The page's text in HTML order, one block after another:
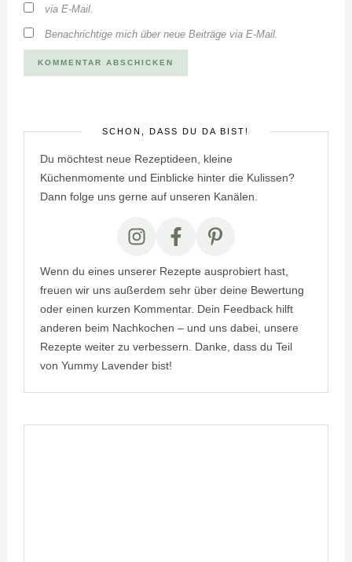
via E-Mail.
Benachrichtige mich über neue Beiträge via E-Mail.
SCHÖN, DASS DU DA BIST!
Du möchtest neue Rezeptideen, kleine
Küchenmomente und Einblicke hinter die Kulissen?
Dann folge uns gerne auf unseren Kanälen.
Wenn du eines unserer Rezepte ausprobiert hast,
freuen wir uns außerdem sehr über deine Bewertung
oder einen kurzen Kommentar. Dein Feedback hilft
anderen beim Nachkochen – und uns dabei, unsere
Rezepte weiter zu verbessern. Danke, dass du Teil
von Yummy Lavender bist!